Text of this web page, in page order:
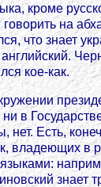
кроме
говорить на
что знает
кое-как.
ни в
нет. Есть,
владеющих в
знает